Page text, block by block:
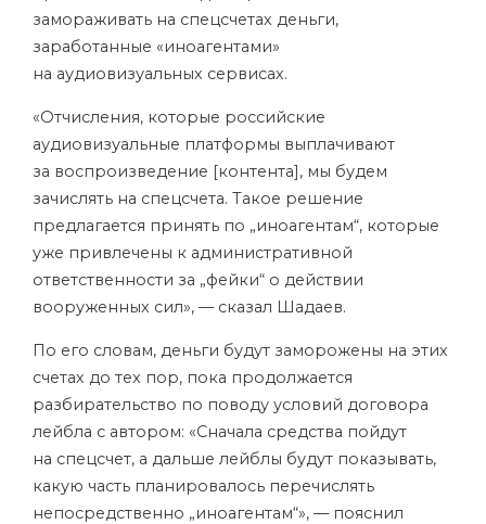
замораживать на спецсчетах деньги,
заработанные «иноагентами»
на аудиовизуальных сервисах.
«Отчисления, которые российские
аудиовизуальные платформы выплачивают
за воспроизведение [контента], мы будем
зачислять на спецсчета. Такое решение
предлагается принять по „иноагентам“, которые
уже привлечены к административной
ответственности за „фейки“ о действии
вооруженных сил», — сказал Шадаев.
По его словам, деньги будут заморожены на этих
счетах до тех пор, пока продолжается
разбирательство по поводу условий договора
лейбла с автором: «Сначала средства пойдут
на спецсчет, а дальше лейблы будут показывать,
какую часть планировалось перечислять
непосредственно „иноагентам“», — пояснил